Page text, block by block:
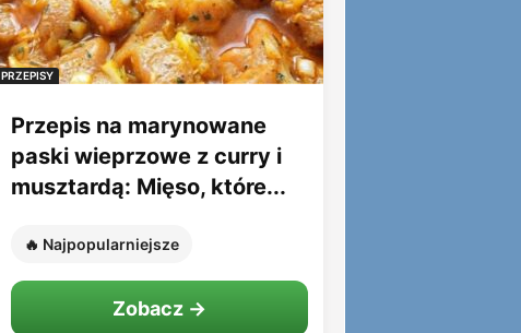
PRZEPISY
Przepis na marynowane
paski wieprzowe z curry i
musztardą: Mięso, które...
🔥 Najpopularniejsze
Zobacz →